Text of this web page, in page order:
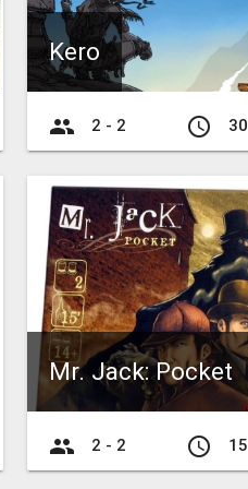
Kero
group 2 - 2 access_time 30
Mr. Jack: Pocket
group 2 - 2 access_time 15